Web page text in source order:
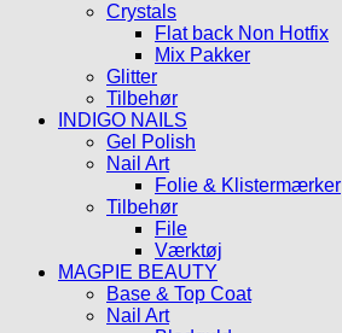
Crystals
Flat back Non Hotfix
Mix Pakker
Glitter
Tilbehør
INDIGO NAILS
Gel Polish
Nail Art
Folie & Klistermærker
Tilbehør
File
Værktøj
MAGPIE BEAUTY
Base & Top Coat
Nail Art